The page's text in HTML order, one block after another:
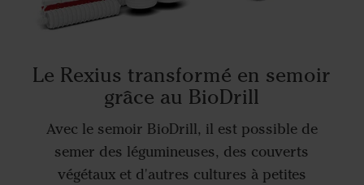
Le Rexius transformé en semoir
grâce au BioDrill
Avec le semoir BioDrill, il est possible de
semer des légumineuses, des couverts
végétaux et d'autres cultures à petites